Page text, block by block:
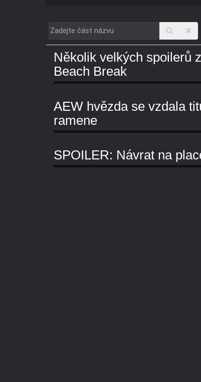
Zadejte
část
názvu
Několik velkých spoilerů
Beach Break
AEW hvězda se vzdala
ramene
SPOILER: Návrat na